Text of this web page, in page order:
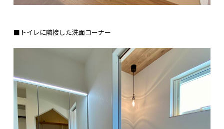
■トイレに隣接した洗面コーナー